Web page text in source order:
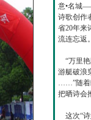
意•名城
诗歌创作
省20年来
流连忘返
“万里艳
游艇破浪
……”随着
把晒诗会
这次“诗